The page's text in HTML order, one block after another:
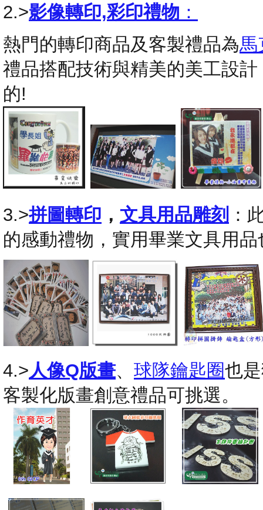
2.>影像轉印,彩印禮物 ：
熱門的轉印商品及客製禮品為馬
禮品搭配技術與精美的美工設
的!
3.>拼圖轉印 ， 文具用品雕刻 ：
的感動禮物，實用畢業文具用
4.>人像Q版畫、 球隊鑰匙圈也
客製化版畫創意禮品可挑選。